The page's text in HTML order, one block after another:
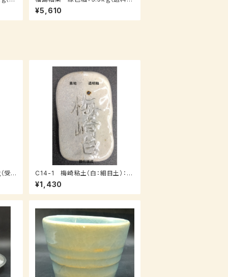
み：レターパックプラス）
¥5,610
受
C14-1 梅崎粘土（白：細目土）：１
０ｋｇ
¥1,430